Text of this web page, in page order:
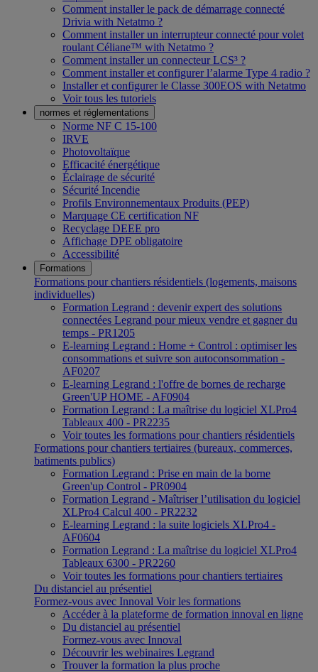
Comment installer le pack de démarrage connecté
Drivia with Netatmo ?
Comment installer un interrupteur connecté pour volet
roulant Céliane™ with Netatmo ?
Comment installer un connecteur LCS³ ?
Comment installer et configurer l’alarme Type 4 radio ?
Installer et configurer le Classe 300EOS with Netatmo
Voir tous les tutoriels
normes et réglementations
Norme NF C 15-100
IRVE
Photovoltaïque
Efficacité énergétique
Éclairage de sécurité
Sécurité Incendie
Profils Environnementaux Produits (PEP)
Marquage CE certification NF
Recyclage DEEE pro
Affichage DPE obligatoire
Accessibilité
Formations
Formations pour chantiers résidentiels (logements, maisons
individuelles)
Formation Legrand : devenir expert des solutions
connectées Legrand pour mieux vendre et gagner du
temps - PR1205
E-learning Legrand : Home + Control : optimiser les
consommations et suivre son autoconsommation -
AF0207
E-learning Legrand : l'offre de bornes de recharge
Green'UP HOME - AF0904
Formation Legrand : La maîtrise du logiciel XLPro4
Tableaux 400 - PR2235
Voir toutes les formations pour chantiers résidentiels
Formations pour chantiers tertiaires (bureaux, commerces,
batiments publics)
Formation Legrand : Prise en main de la borne
Green'up Control - PR0904
Formation Legrand - Maîtriser l’utilisation du logiciel
XLPro4 Calcul 400 - PR2232
E-learning Legrand : la suite logiciels XLPro4 -
AF0604
Formation Legrand : La maîtrise du logiciel XLPro4
Tableaux 6300 - PR2260
Voir toutes les formations pour chantiers tertiaires
Du distanciel au présentiel
Formez-vous avec Innoval Voir les formations
Accéder à la plateforme de formation innoval en ligne
Du distanciel au présentiel
Formez-vous avec Innoval
Découvrir les webinaires Legrand
Trouver la formation la plus proche